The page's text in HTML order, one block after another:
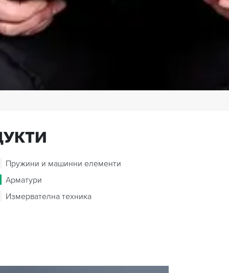
Пружини и машинни елементи
Арматури
Измервателна техника